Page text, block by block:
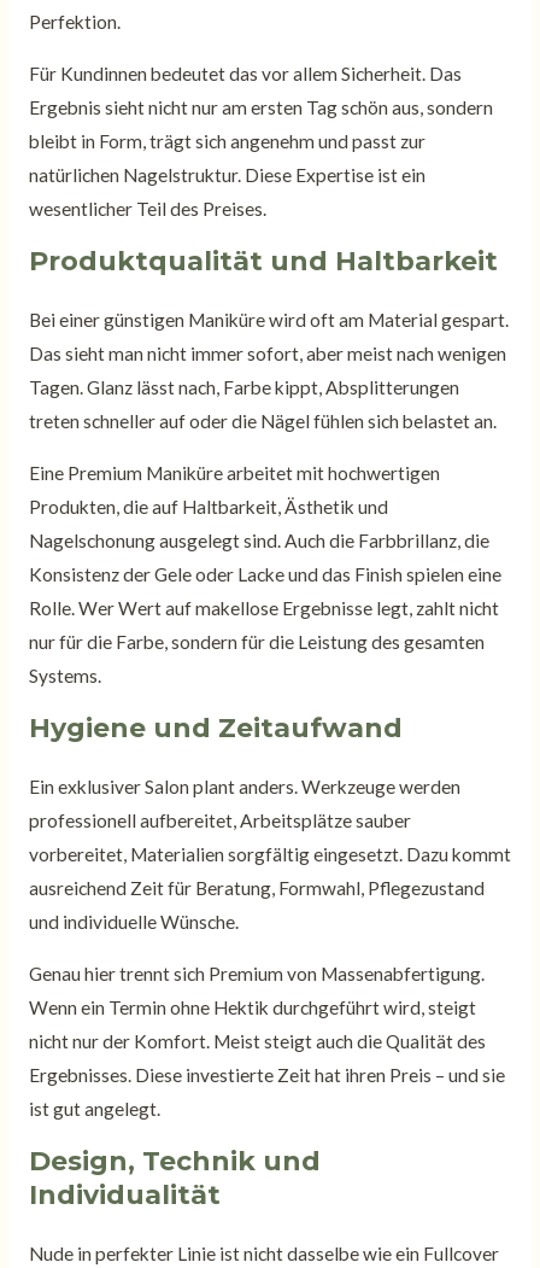
Perfektion.
Für Kundinnen bedeutet das vor allem Sicherheit. Das
Ergebnis sieht nicht nur am ersten Tag schön aus, sondern
bleibt in Form, trägt sich angenehm und passt zur
natürlichen Nagelstruktur. Diese Expertise ist ein
wesentlicher Teil des Preises.
Produktqualität und Haltbarkeit
Bei einer günstigen Maniküre wird oft am Material gespart.
Das sieht man nicht immer sofort, aber meist nach wenigen
Tagen. Glanz lässt nach, Farbe kippt, Absplitterungen
treten schneller auf oder die Nägel fühlen sich belastet an.
Eine Premium Maniküre arbeitet mit hochwertigen
Produkten, die auf Haltbarkeit, Ästhetik und
Nagelschonung ausgelegt sind. Auch die Farbbrillanz, die
Konsistenz der Gele oder Lacke und das Finish spielen eine
Rolle. Wer Wert auf makellose Ergebnisse legt, zahlt nicht
nur für die Farbe, sondern für die Leistung des gesamten
Systems.
Hygiene und Zeitaufwand
Ein exklusiver Salon plant anders. Werkzeuge werden
professionell aufbereitet, Arbeitsplätze sauber
vorbereitet, Materialien sorgfältig eingesetzt. Dazu kommt
ausreichend Zeit für Beratung, Formwahl, Pflegezustand
und individuelle Wünsche.
Genau hier trennt sich Premium von Massenabfertigung.
Wenn ein Termin ohne Hektik durchgeführt wird, steigt
nicht nur der Komfort. Meist steigt auch die Qualität des
Ergebnisses. Diese investierte Zeit hat ihren Preis – und sie
ist gut angelegt.
Design, Technik und
Individualität
Nude in perfekter Linie ist nicht dasselbe wie ein Fullcover